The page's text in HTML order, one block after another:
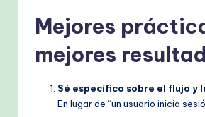
Mejores
mejores
Sé específico sobre el flujo y
En lugar de “un usuario inicia